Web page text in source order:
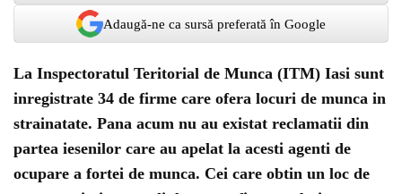
Adaugă-ne ca sursă preferată în Google
La Inspectoratul Teritorial de Munca (ITM) Iasi sunt
inregistrate 34 de firme care ofera locuri de munca in
strainatate. Pana acum nu au existat reclamatii din
partea iesenilor care au apelat la acesti agenti de
ocupare a fortei de munca. Cei care obtin un loc de